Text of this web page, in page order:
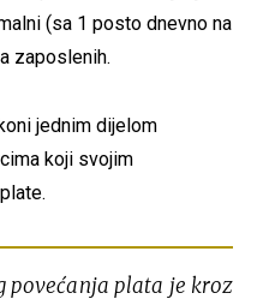
(sa 1 posto dnevno na
zaposlenih.
jednim dijelom
koji svojim
povećanja plata je kroz